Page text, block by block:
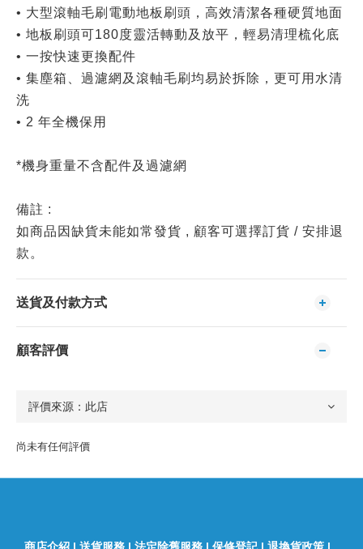
• 大型滾軸毛刷電動地板刷頭，高效清潔各種硬質地面
• 地板刷頭可180度靈活轉動及放平，輕易清理梳化底
• 一按快速更換配件
• 集塵箱、過濾網及滾軸毛刷均易於拆除，更可用水清
洗
• 2 年全機保用
*機身重量不含配件及過濾網
備註 :
如商品因缺貨未能如常發貨 , 顧客可選擇訂貨 / 安排退
款。
送貨及付款方式
顧客評價
尚未有任何評價